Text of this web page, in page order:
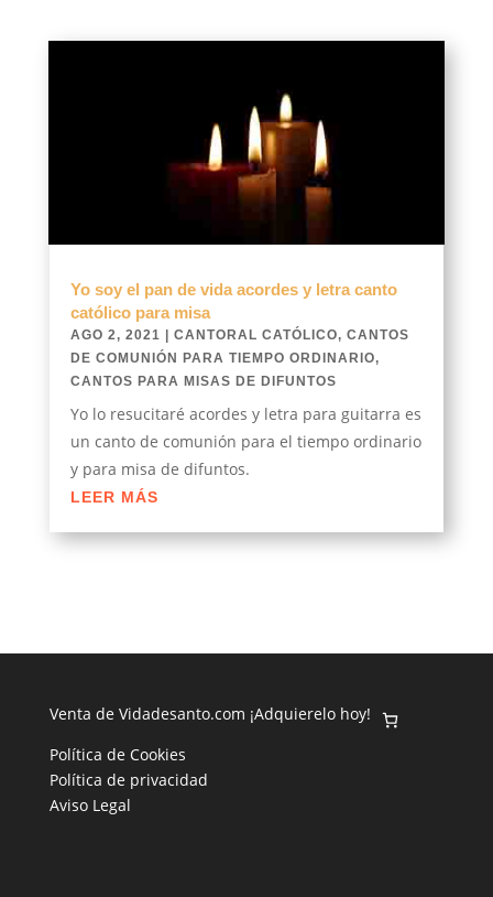
Yo soy el pan de vida acordes y letra canto
católico para misa
AGO 2, 2021 | CANTORAL CATÓLICO, CANTOS
DE COMUNIÓN PARA TIEMPO ORDINARIO,
CANTOS PARA MISAS DE DIFUNTOS
Yo lo resucitaré acordes y letra para guitarra es
un canto de comunión para el tiempo ordinario
y para misa de difuntos.
LEER MÁS
Venta de Vidadesanto.com ¡Adquierelo hoy!
Política de Cookies
Política de privacidad
Aviso Legal